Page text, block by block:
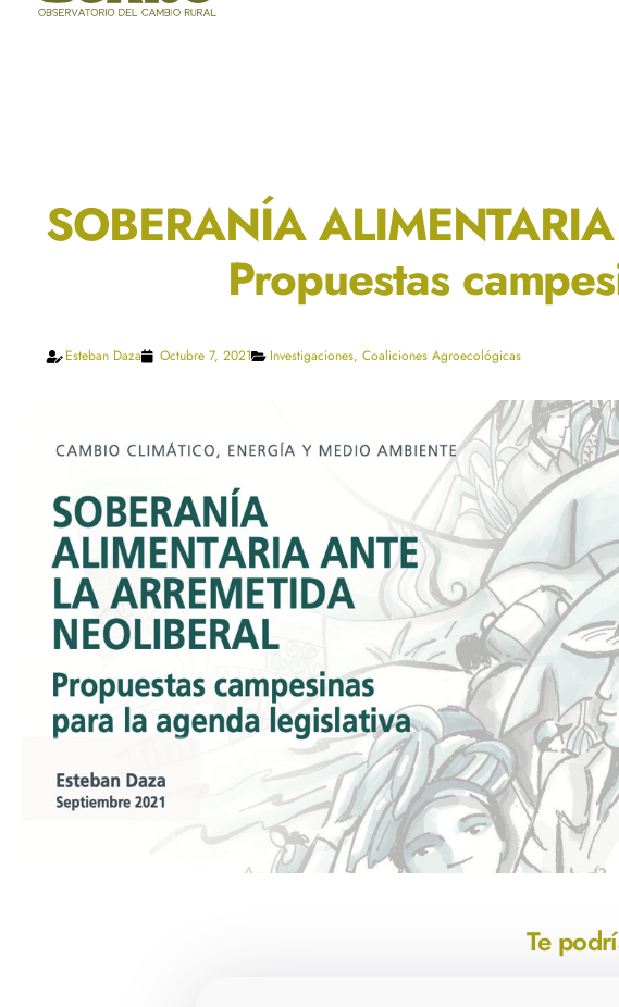
SOBERANÍA
Propuestas
Esteban Daza Octubre 7, 2021 Investigaciones, Coaliciones Agroecológicas
Te